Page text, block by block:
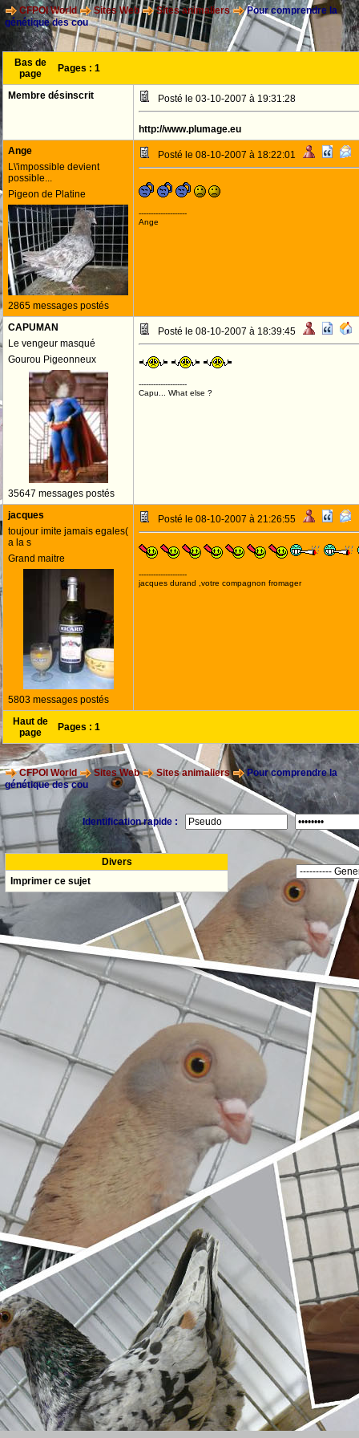
CFPOI World Sites Web Sites animaliers
Pour comprendre la
génétique des cou
Bas de
page
Pages : 1
Membre désinscrit Posté le 03-10-2007 à 19:31:28
http://www.plumage.eu
Ange
L\'impossible devient
possible...
Pigeon de Platine
2865 messages postés
Posté le 08-10-2007 à 18:22:01
--------------------
Ange
CAPUMAN
Le vengeur masqué
Gourou Pigeonneux
35647 messages postés
Posté le 08-10-2007 à 18:39:45
--------------------
Capu... What else ?
jacques
toujour imite jamais egales(
a la s
Grand maitre
5803 messages postés
Posté le 08-10-2007 à 21:26:55
--------------------
jacques durand ,votre compagnon fromager
Haut de
page
Pages : 1
CFPOI World Sites Web Sites animaliers
Pour comprendre la
génétique des cou
Identification rapide :
Divers
Imprimer ce sujet